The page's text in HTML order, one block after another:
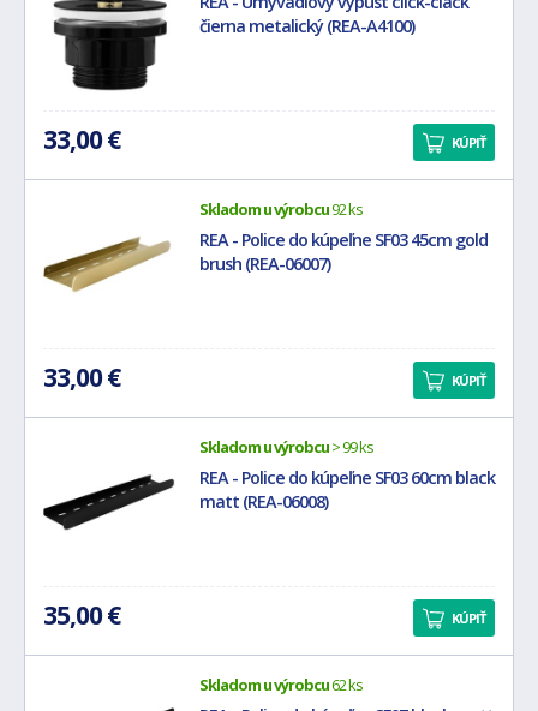
čierna metalický (REA-A4100)
33,00 € KÚPIŤ
Skladom u výrobcu92 ks
REA - Police do kúpeľne SF03 45cm gold
brush (REA-06007)
33,00 € KÚPIŤ
Skladom u výrobcu> 99 ks
REA - Police do kúpeľne SF03 60cm black
matt (REA-06008)
35,00 € KÚPIŤ
Skladom u výrobcu62 ks